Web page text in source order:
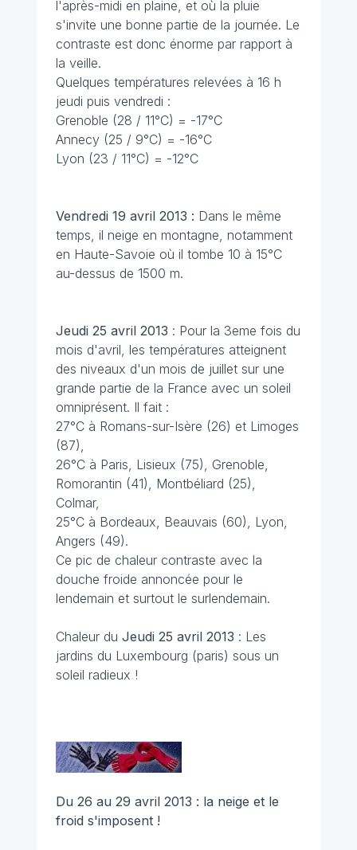
l'après-midi en plaine, et où la pluie
s'invite une bonne partie de la journée. Le
contraste est donc énorme par rapport à
la veille.
Quelques températures relevées à 16 h
jeudi puis vendredi :
Grenoble (28 / 11°C) = -17°C
Annecy (25 / 9°C) = -16°C
Lyon (23 / 11°C) = -12°C
Vendredi 19 avril 2013 : Dans le même
temps, il neige en montagne, notamment
en Haute-Savoie où il tombe 10 à 15°C
au-dessus de 1500 m.
Jeudi 25 avril 2013 : Pour la 3eme fois du
mois d'avril, les températures atteignent
des niveaux d'un mois de juillet sur une
grande partie de la France avec un soleil
omniprésent. Il fait :
27°C à Romans-sur-Isère (26) et Limoges
(87),
26°C à Paris, Lisieux (75), Grenoble,
Romorantin (41), Montbéliard (25),
Colmar,
25°C à Bordeaux, Beauvais (60), Lyon,
Angers (49).
Ce pic de chaleur contraste avec la
douche froide annoncée pour le
lendemain et surtout le surlendemain.
Chaleur du Jeudi 25 avril 2013 : Les
jardins du Luxembourg (paris) sous un
soleil radieux !
Du 26 au 29 avril 2013 : la neige et le
froid s'imposent !